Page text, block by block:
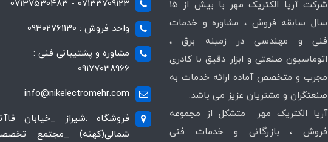
شرکت آریا الکتریک مهر با بیش از 15
سال سابقه فروش ، مشاوره و خدمات
فنی و مهندسی در زمینه برق ،
اتوماسیون صنعتی و ابزار دقیق با کادری
مجرب و متخصص آماده ارائه خدمات به
صنعتگران و مشتریان عزیز می باشد.
آریا الکتریک مهر متشکل از مجموعه
فروش ، بازرگانی و خدمات فنی
07133709123 - 07137530483
واحد فروش : 09302761130
مشاوره و پشتیبانی فنی :
09177038966
info@nikelectromehr.com
فروشگاه :شیراز _خیابان
شمالی(کهنه) _مجتمع